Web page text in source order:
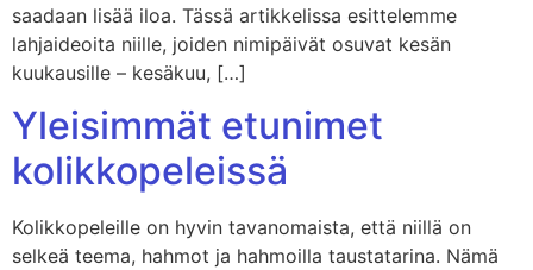
saadaan lisää iloa. Tässä artikkelissa esittelemme
lahjaideoita niille, joiden nimipäivät osuvat kesän
kuukausille – kesäkuu, […]
Yleisimmät etunimet
kolikkopeleissä
Kolikkopeleille on hyvin tavanomaista, että niillä on
selkeä teema, hahmot ja hahmoilla taustatarina. Nämä